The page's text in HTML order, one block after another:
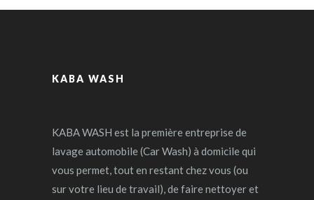
KABA WASH
KABA WASH est la première entreprise de
lavage automobile (Car Wash) à domicile qui
vous permet, tout en restant chez vous (ou
sur votre lieu de travail), de faire nettoyer et